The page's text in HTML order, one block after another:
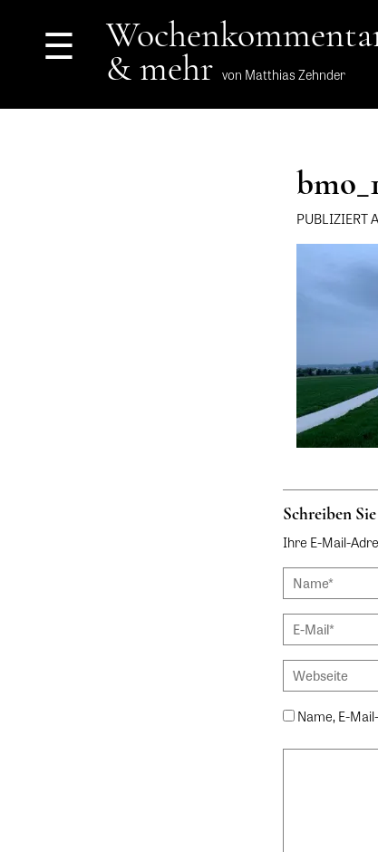
☰ & mehr von Matthias Zehnder
PUBLIZIERT
Schreiben
Ihre E-Mail-
Name, E-